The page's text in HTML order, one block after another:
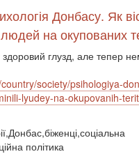
Донбасу. Як
на окупованих
здоровий глузд, але тепер
society/psihologiya-
lyudey-na-okupovanih-
політика